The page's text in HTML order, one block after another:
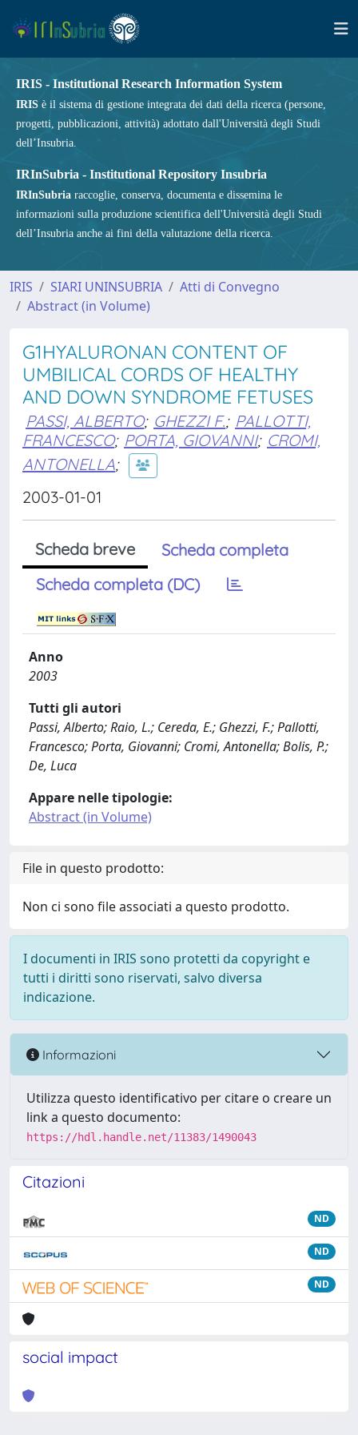
IRIS - Institutional Research Information System
IRIS è il sistema di gestione integrata dei dati della ricerca (persone,
progetti, pubblicazioni, attività) adottato dall'Università degli Studi
dell’Insubria.
IRInSubria - Institutional Repository Insubria
IRInSubria raccoglie, conserva, documenta e dissemina le
informazioni sulla produzione scientifica dell'Università degli Studi
dell’Insubria anche ai fini della valutazione della ricerca.
IRIS SIARI UNINSUBRIA
Atti di Convegno
Abstract (in Volume)
G1HYALURONAN CONTENT OF
UMBILICAL CORDS OF HEALTHY
AND DOWN SYNDROME FETUSES
PASSI, ALBERTO; GHEZZI F.; PALLOTTI,
FRANCESCO; PORTA, GIOVANNI; CROMI,
ANTONELLA;
2003-01-01
Scheda breve
Scheda completa
Scheda completa (DC)
Anno
2003
Tutti gli autori
Passi, Alberto; Raio, L.; Cereda, E.; Ghezzi, F.; Pallotti,
Francesco; Porta, Giovanni; Cromi, Antonella; Bolis, P.;
De, Luca
Appare nelle tipologie:
Abstract (in Volume)
File in questo prodotto:
Non ci sono file associati a questo prodotto.
I documenti in IRIS sono protetti da copyright e
tutti i diritti sono riservati, salvo diversa
indicazione.
Informazioni
Utilizza questo identificativo per citare o creare un
link a questo documento:
https://hdl.handle.net/11383/1490043
Citazioni
ND
ND
ND
social impact